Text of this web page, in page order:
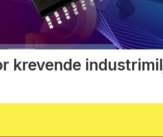
krevende